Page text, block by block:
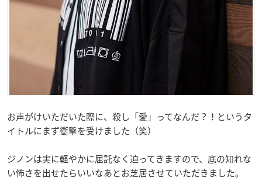
お声がけいただいた際に、殺し「愛」ってなんだ？！というタ
イトルにまず衝撃を受けました（笑）
ジノンは実に軽やかに屈託なく迫ってきますので、底の知れな
い怖さを出せたらいいなあとお芝居させていただきました。